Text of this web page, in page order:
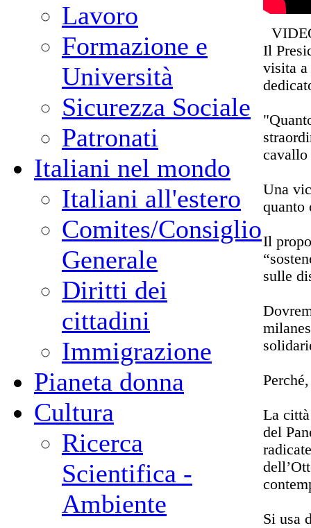
Lavoro
Formazione e
Università
Sicurezza Sociale
Patronati
Italiani nel mondo
Italiani all'estero
Comites/Consiglio
Generale
Diritti dei
cittadini
Immigrazione
Pianeta donna
Cultura
Ricerca
Scientifica -
Ambiente
Il
visita
cavallo
Una
quanto
Il
sulle
La
del
Si usa